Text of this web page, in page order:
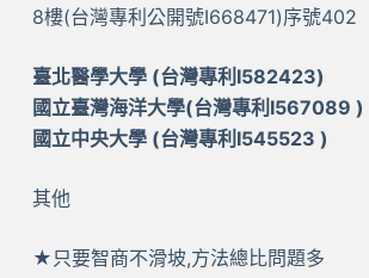
8樓(台灣專利公開號I668471)序號402
臺北醫學大學 (台灣專利I582423)
國立臺灣海洋大學(台灣專利I567089 )
國立中央大學 (台灣專利I545523 )
其他
★只要智商不滑坡,方法總比問題多